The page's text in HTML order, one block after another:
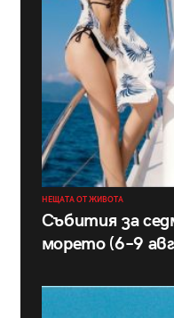
НЕЩАТА ОТ ЖИВОТА
Събития за
морето (6–9